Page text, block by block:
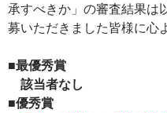
承すべきか」の審査結果は
募いただきました皆様に心
■最優秀賞
該当者なし
■優秀賞